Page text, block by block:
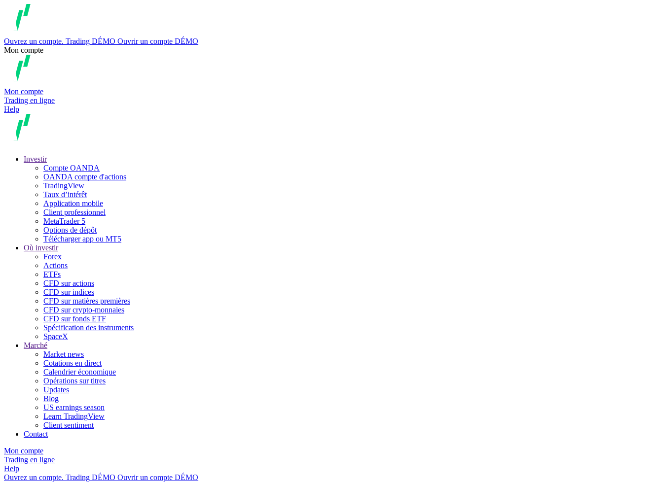
Ouvrez un compte. Trading DÉMO Ouvrir un compte DÉMO
Mon compte
Mon compte
Trading en ligne
Help
Investir
Compte OANDA
OANDA compte d'actions
TradingView
Taux d’intérêt
Application mobile
Client professionnel
MetaTrader 5
Options de dépôt
Télécharger app ou MT5
Où investir
Forex
Actions
ETFs
CFD sur actions
CFD sur indices
CFD sur matières premières
CFD sur crypto-monnaies
CFD sur fonds ETF
Spécification des instruments
SpaceX
Marché
Market news
Cotations en direct
Calendrier économique
Opérations sur titres
Updates
Blog
US earnings season
Learn TradingView
Client sentiment
Contact
Mon compte
Trading en ligne
Help
Ouvrez un compte. Trading DÉMO Ouvrir un compte DÉMO